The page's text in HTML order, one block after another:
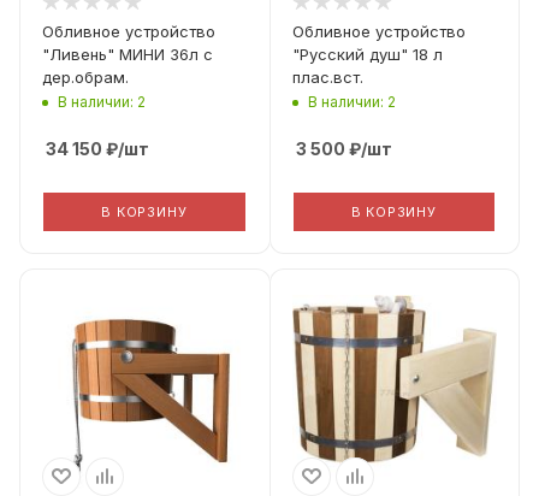
Обливное устройство
"Ливень" МИНИ 36л с
дер.обрам.
В наличии: 2
34 150 ₽/шт
В КОРЗИНУ
Обливное устройство
"Русский душ" 18 л
плас.вст.
В наличии: 2
3 500 ₽/шт
В КОРЗИНУ